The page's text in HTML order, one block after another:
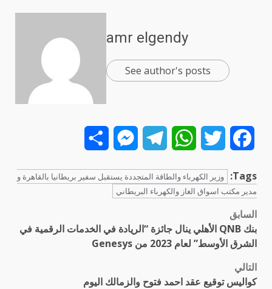
amr elgendy
See author's posts
Facebook
Twitter
WhatsApp
Telegram
Messenger
Tags:
وزير الكهرباء والطاقة المتجددة يستقبل سفير بريطانيا بالقاهرة و
مدير مكتب اسواق الغاز والكهرباء البريطاني
تصفّح
المقالات
السابق
بنك QNB الأهلي ينال جائزة “الريادة في الخدمات الرقمية في
الشرق الأوسط” لعام 2023 من Genesys
التالي
كواليس توقيع عقد احمد فتوح والزمالك اليوم